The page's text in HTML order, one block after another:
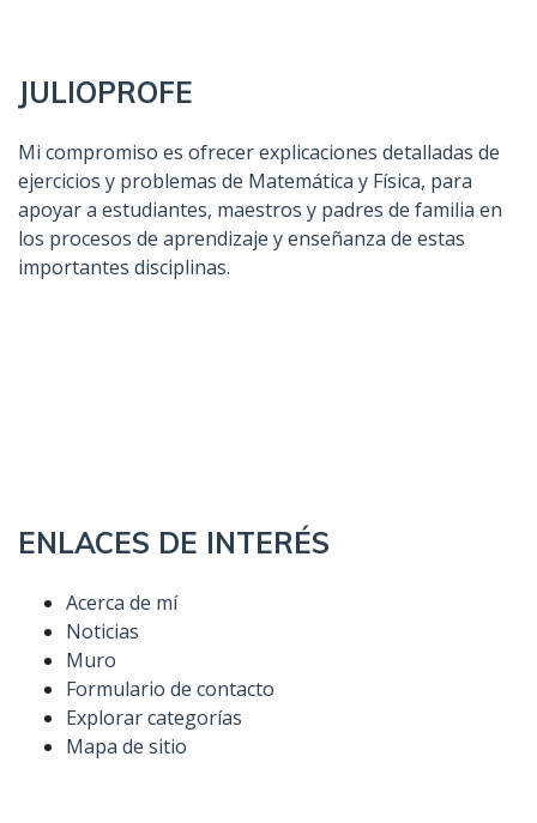
JULIOPROFE
Mi compromiso es ofrecer explicaciones detalladas de
ejercicios y problemas de Matemática y Física, para
apoyar a estudiantes, maestros y padres de familia en
los procesos de aprendizaje y enseñanza de estas
importantes disciplinas.
ENLACES DE INTERÉS
Acerca de mí
Noticias
Muro
Formulario de contacto
Explorar categorías
Mapa de sitio